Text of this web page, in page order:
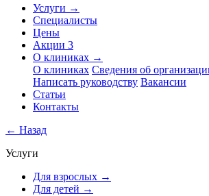
Услуги →
Специалисты
Цены
Акции 3
О клиниках →
О клиниках Сведения об
Написать руководству Вакансии
Статьи
Контакты
← Назад
Услуги
Для взрослых →
Для детей →